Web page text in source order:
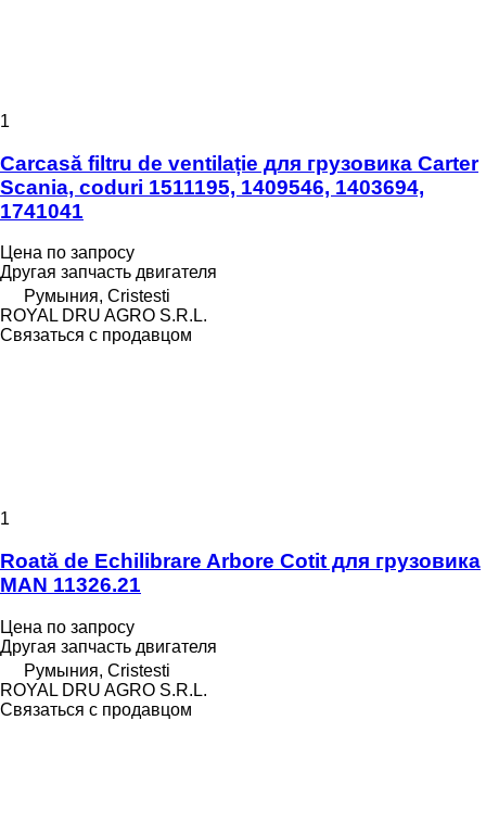
1
Carcasă filtru de ventilație для грузовика Carter
Scania, coduri 1511195, 1409546, 1403694,
1741041
Цена по запросу
Другая запчасть двигателя
Румыния, Cristesti
ROYAL DRU AGRO S.R.L.
Связаться с продавцом
1
Roată de Echilibrare Arbore Cotit для грузовика
MAN 11326.21
Цена по запросу
Другая запчасть двигателя
Румыния, Cristesti
ROYAL DRU AGRO S.R.L.
Связаться с продавцом